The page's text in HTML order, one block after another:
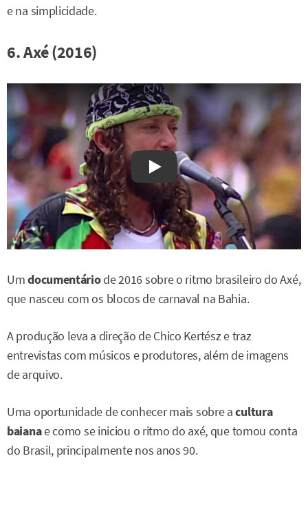
e na simplicidade.
6. Axé (2016)
Watch on YouTube
Umdocumentáriode 2016 sobre o ritmo brasileiro do Axé,
que nasceu com os blocos de carnaval na Bahia.
A produção leva a direção de Chico Kertész e traz
entrevistas com músicos e produtores, além de imagens
de arquivo.
Uma oportunidade de conhecer mais sobre acultura
baianae como se iniciou o ritmo do axé, que tomou conta
do Brasil, principalmente nos anos 90.